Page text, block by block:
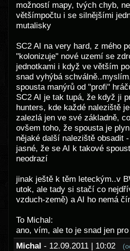
možností mapy, tvých chyb,
většímpočtu i se silnějšími
mutalisky
SC2 AI na very hard, z mého
"kolonizuje" nové uzemí se
jednotkami i když ve větším
snad vyhýbá
spousta manýrů od "profi"
SC2 AI je tak tupá, že když ji
hunters, kde každé naleziště
zalezlá jen ve své základně,
ovšem toho, že spousta je
nějaké další naleziště obsadit
jasné, že se AI k takové
neodrazí
jinak ještě k těm leteckým..v
utok, ale tady si stačí co
vzduch-země) a AI ho nemá
To Michal:
ano, vím, ale to je snad jen
Michal - 12.09.2011 | 10:02